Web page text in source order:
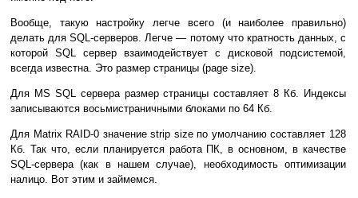
Вообще, такую настройку легче всего (и наиболее правильно)
делать для SQL-серверов. Легче — потому что кратность данных, с
которой SQL сервер взаимодействует с дисковой подсистемой,
всегда известна. Это размер страницы (page size).
Для MS SQL сервера размер страницы составляет 8 Кб. Индексы
записываются восьмистраничными блоками по 64 Кб.
Для Matrix RAID-0 значение strip size по умолчанию составляет 128
Кб. Так что, если планируется работа ПК, в основном, в качестве
SQL-сервера (как в нашем случае), необходимость оптимизации
налицо. Вот этим и займемся.